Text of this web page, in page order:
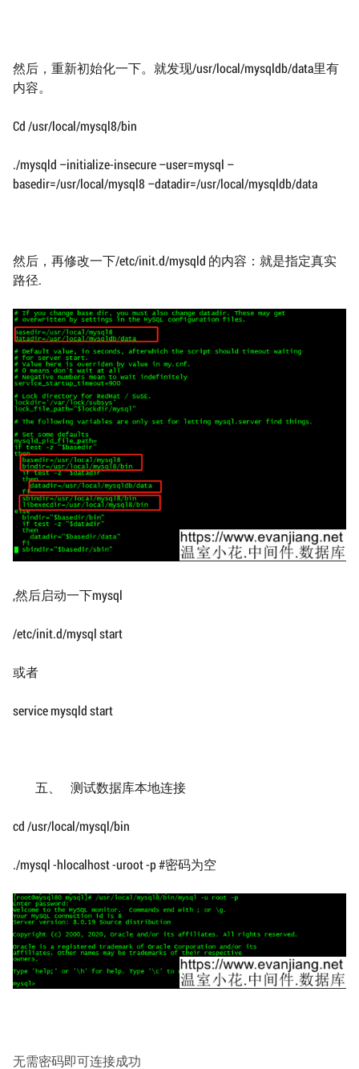
然后，重新初始化一下。就发现/usr/local/mysqldb/data里有
内容。
Cd /usr/local/mysql8/bin
./mysqld –initialize-insecure –user=mysql –
basedir=/usr/local/mysql8 –datadir=/usr/local/mysqldb/data
然后，再修改一下/etc/init.d/mysqld 的内容：就是指定真实
路径.
,然后启动一下mysql
/etc/init.d/mysql start
或者
service mysqld start
五、 测试数据库本地连接
cd /usr/local/mysql/bin
./mysql -hlocalhost -uroot -p #密码为空
无需密码即可连接成功